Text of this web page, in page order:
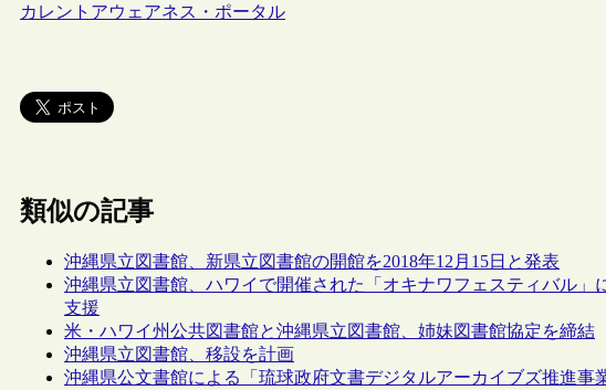
カレントアウェアネス・ポータル
類似の記事
沖縄県立図書館、新県立図書館の開館を2018年12月15日と発表
沖縄県立図書館、ハワイで開催された「オキナワフェスティバル
支援
米・ハワイ州公共図書館と沖縄県立図書館、姉妹図書館協定を締結
沖縄県立図書館、移設を計画
沖縄県公文書館による「琉球政府文書デジタルアーカイブズ推進事